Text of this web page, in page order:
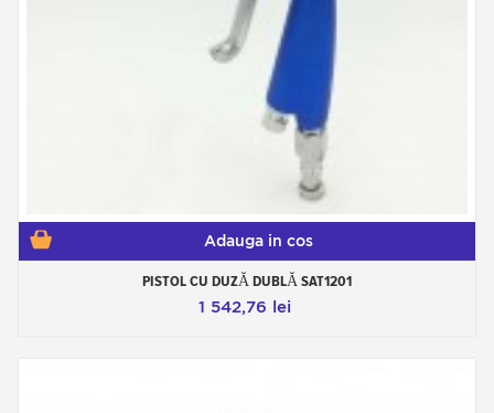
Adauga in cos
PISTOL CU ​​DUZĂ DUBLĂ SAT1201
1 542,76 lei